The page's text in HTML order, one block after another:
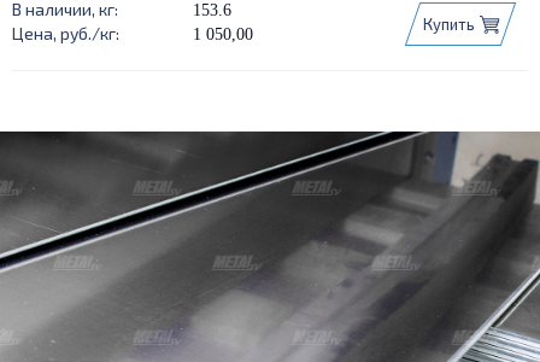
153.6
1 050,00
Купить